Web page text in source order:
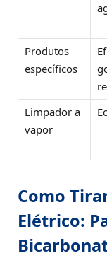
Produtos
específicos
Limpador a
vapor
Como
Elétrico: